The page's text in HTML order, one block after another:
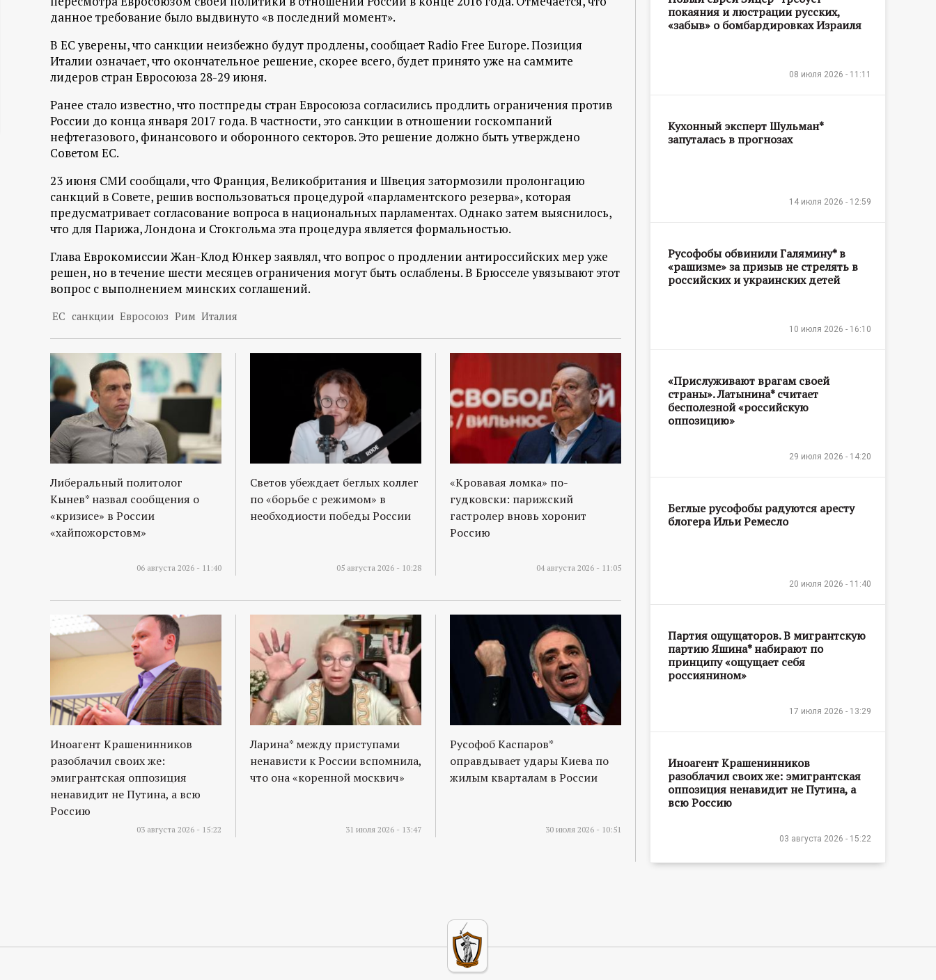
а
ц
и
о
н
н
ы
й
п
о
р
т
а
л
данное требование было выдвинуто «в последний момент».
В ЕС уверены, что санкции неизбежно будут продлены, сообщает Radio Free Europe. Позиция
Италии означает, что окончательное решение, скорее всего, будет принято уже на саммите
лидеров стран Евросоюза 28-29 июня.
Ранее стало известно, что постпреды стран Евросоюза согласились продлить ограничения против
России до конца января 2017 года. В частности, это санкции в отношении госкомпаний
нефтегазового, финансового и оборонного секторов. Это решение должно быть утверждено
Советом ЕС.
23 июня СМИ сообщали, что Франция, Великобритания и Швеция затормозили пролонгацию
санкций в Совете, решив воспользоваться процедурой «парламентского резерва», которая
предусматривает согласование вопроса в национальных парламентах. Однако затем выяснилось,
что для Парижа, Лондона и Стокгольма эта процедура является формальностью.
Глава Еврокомиссии Жан-Клод Юнкер заявлял, что вопрос о продлении антироссийских мер уже
решен, но в течение шести месяцев ограничения могут быть ослаблены. В Брюсселе увязывают этот
вопрос с выполнением минских соглашений.
ЕС санкции Евросоюз Рим Италия
Либеральный политолог
Кынев* назвал сообщения о
«кризисе» в России
«хайпожорстовм»
06 августа 2026 - 11:40
Светов убеждает беглых коллег
по «борьбе с режимом» в
необходиости победы России
05 августа 2026 - 10:28
«Кровавая ломка» по-
гудковски: парижский
гастролер вновь хоронит
Россию
04 августа 2026 - 11:05
Иноагент Крашенинников
разоблачил своих же:
эмигрантская оппозиция
ненавидит не Путина, а всю
Россию
03 августа 2026 - 15:22
Ларина* между приступами
ненависти к России вспомнила,
что она «коренной москвич»
31 июля 2026 - 13:47
Русофоб Каспаров*
оправдывает удары Киева по
жилым кварталам в России
30 июля 2026 - 10:51
покаяния и люстрации русских,
«забыв» о бомбардировках Израиля
08 июля 2026 - 11:11
Кухонный эксперт Шульман*
запуталась в прогнозах
14 июля 2026 - 12:59
Русофобы обвинили Галямину* в
«рашизме» за призыв не стрелять в
российских и украинских детей
10 июля 2026 - 16:10
«Прислуживают врагам своей
страны». Латынина* считает
бесполезной «российскую
оппозицию»
29 июля 2026 - 14:20
Беглые русофобы радуются аресту
блогера Ильи Ремесло
20 июля 2026 - 11:40
Партия ощущаторов. В мигрантскую
партию Яшина* набирают по
принципу «ощущает себя
россиянином»
17 июля 2026 - 13:29
Иноагент Крашенинников
разоблачил своих же: эмигрантская
оппозиция ненавидит не Путина, а
всю Россию
03 августа 2026 - 15:22